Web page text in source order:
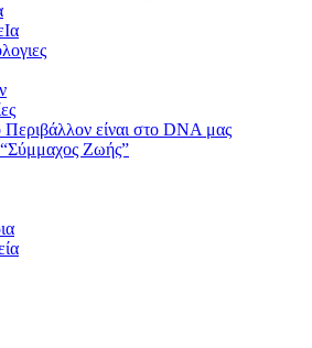
είναι στο DNA μας
Ζωής”